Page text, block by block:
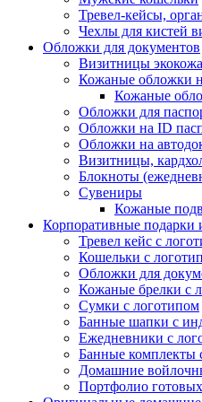
Тревел-кейсы,
Чехлы для кистей
Обложки для документов
Визитницы экокожа
Кожаные обложки
Кожаные
Обложки для
Обложки на ID
Обложки на
Визитницы,
Блокноты
Сувениры
Кожаные
Корпоративные подарки
Тревел кейс с
Кошельки с
Обложки для
Кожаные брелки с
Сумки с логотипом
Банные шапки с
Ежедневники с
Банные
Домашние
Портфолио